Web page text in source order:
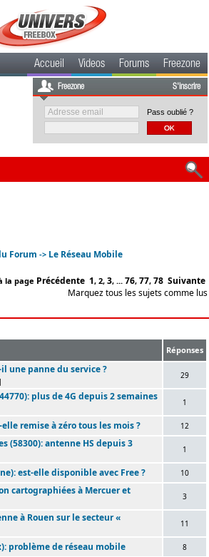
Accueil Videos Forums Freezone
Freezone S'inscrire
Pass oublié ?
Forum -> Le Réseau Mobile
la page Précédente 1, 2, 3, ... 76, 77, 78 Suivante
Marquez tous les sujets comme lus
Réponses
une panne du service ? 29
plus de 4G depuis 2 semaines
1
remise à zéro tous les mois ? 12
(58300): antenne HS depuis 3
1
est-elle disponible avec Free ? 10
cartographiées à Mercuer et
3
à Rouen sur le secteur «
11
problème de réseau mobile 8